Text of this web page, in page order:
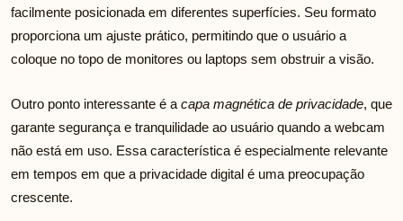
facilmente posicionada em diferentes superfícies. Seu formato
proporciona um ajuste prático, permitindo que o usuário a
coloque no topo de monitores ou laptops sem obstruir a visão.
Outro ponto interessante é a capa magnética de privacidade, que
garante segurança e tranquilidade ao usuário quando a webcam
não está em uso. Essa característica é especialmente relevante
em tempos em que a privacidade digital é uma preocupação
crescente.